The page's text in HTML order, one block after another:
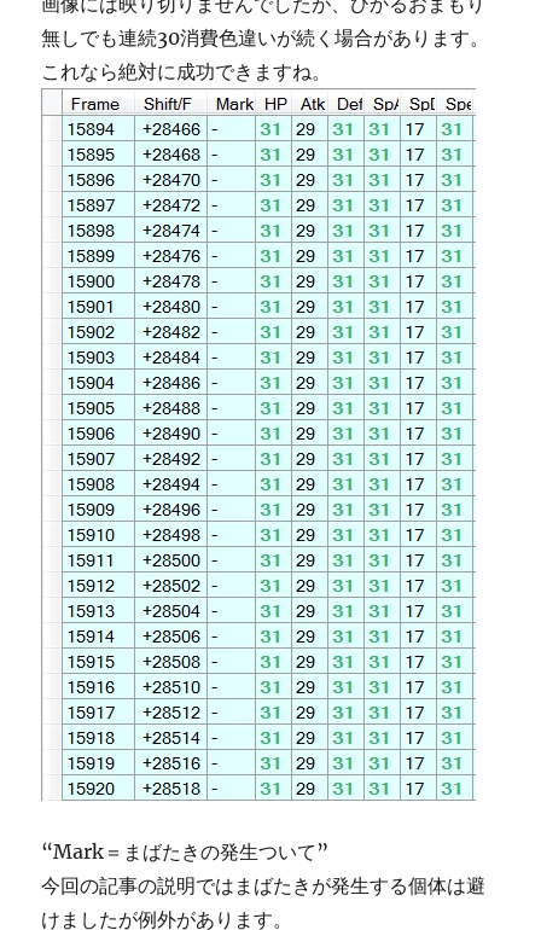
無しでも連続30消費色違いが続く場合があります。
これなら絶対に成功できますね。
“Mark＝まばたきの発生ついて”
今回の記事の説明ではまばたきが発生する個体は避
けましたが例外があります。